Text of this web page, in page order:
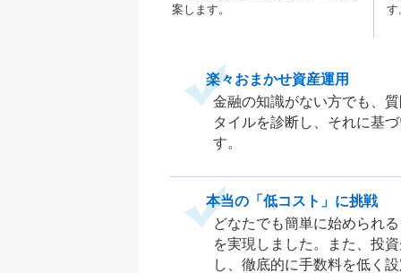
案します。
す
楽々おまかせ資産運用
金融の知識がない方でも、
タイルを診断し、それに基
す。
本当の「低コスト」に挑戦
どなたでも簡単に始められ
を実現しました。また、投
し、徹底的に手数料を低く